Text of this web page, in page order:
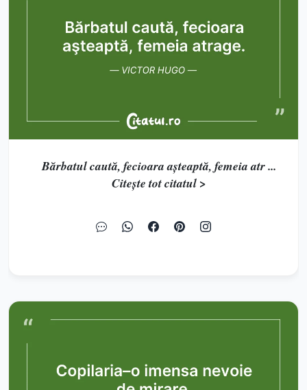
Bărbatul caută, fecioara aşteaptă, femeia atr ...
Citește tot citatul >